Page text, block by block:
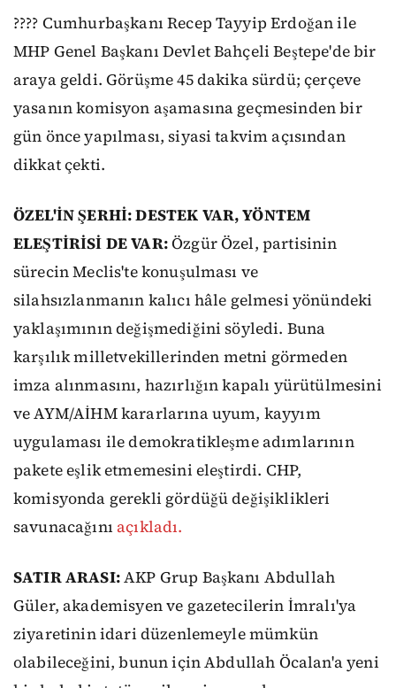
???? Cumhurbaşkanı Recep Tayyip Erdoğan ile
MHP Genel Başkanı Devlet Bahçeli Beştepe'de bir
araya geldi. Görüşme 45 dakika sürdü; çerçeve
yasanın komisyon aşamasına geçmesinden bir
gün önce yapılması, siyasi takvim açısından
dikkat çekti.
ÖZEL'İN ŞERHİ: DESTEK VAR, YÖNTEM
ELEŞTİRİSİ DE VAR:Özgür Özel, partisinin
sürecin Meclis'te konuşulması ve
silahsızlanmanın kalıcı hâle gelmesi yönündeki
yaklaşımının değişmediğini söyledi. Buna
karşılık milletvekillerinden metni görmeden
imza alınmasını, hazırlığın kapalı yürütülmesini
ve AYM/AİHM kararlarına uyum, kayyım
uygulaması ile demokratikleşme adımlarının
pakete eşlik etmemesini eleştirdi. CHP,
komisyonda gerekli gördüğü değişiklikleri
savunacağını açıkladı.
SATIR ARASI:AKP Grup Başkanı Abdullah
Güler, akademisyen ve gazetecilerin İmralı'ya
ziyaretinin idari düzenlemeyle mümkün
olabileceğini, bunun için Abdullah Öcalan'a yeni